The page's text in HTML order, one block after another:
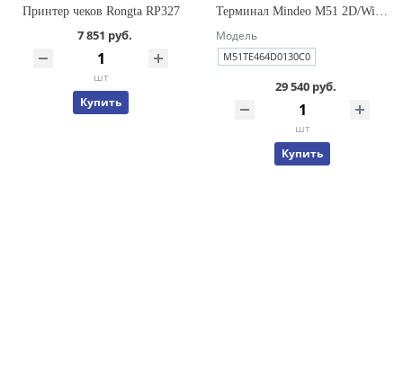
Принтер чеков Rongta RP327
7 851 руб.
шт
Купить
Терминал Mindeo M51 2D/WiFi/LTE/4/64Gb/C/5000mAh/USB/EU/ремень
Модель
M51TE464D0130C0
29 540 руб.
шт
Купить